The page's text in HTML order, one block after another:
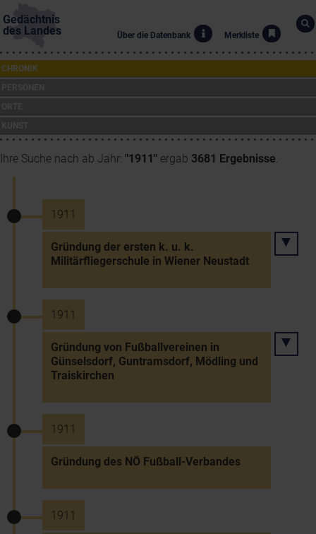
Gedächtnis
des Landes
Über die Datenbank Merkliste
CHRONIK
Ihre Suche nach ab Jahr: "1911" ergab 3681 Ergebnisse.
1911
Gründung der ersten k. u. k.
Militärfliegerschule in Wiener Neustadt
1911
Gründung von Fußballvereinen in
Günselsdorf, Guntramsdorf, Mödling und
Traiskirchen
1911
Gründung des NÖ Fußball-Verbandes
1911